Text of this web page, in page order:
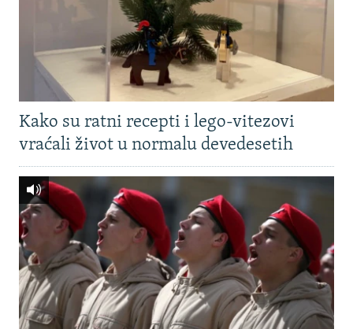
Kako su ratni recepti i lego-vitezovi
vraćali život u normalu devedesetih